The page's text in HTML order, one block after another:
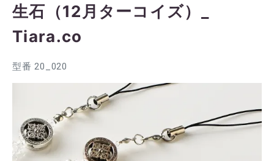
生石（12月ターコイズ）_
Tiara.co
型番 20_020